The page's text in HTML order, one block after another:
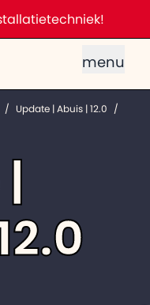
menu
/ Update | Abuis | 12.0 /